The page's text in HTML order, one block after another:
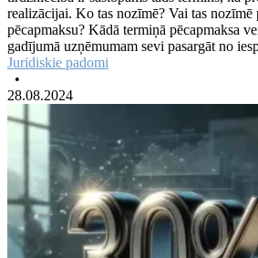
realizācijai. Ko tas nozīmē? Vai tas nozīmē
pēcapmaksu? Kādā termiņā pēcapmaksa
gadījumā uzņēmumam sevi pasargāt no
Juridiskie padomi
•
28.08.2024